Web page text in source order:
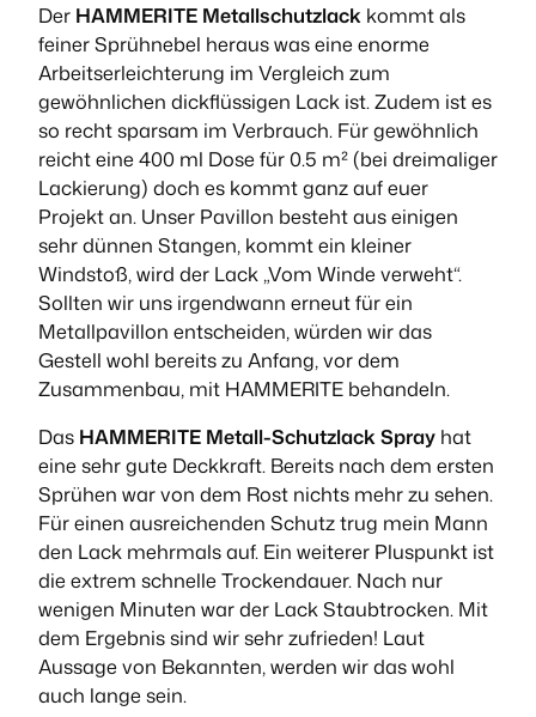
Der HAMMERITE Metallschutzlack kommt als
feiner Sprühnebel heraus was eine enorme
Arbeitserleichterung im Vergleich zum
gewöhnlichen dickflüssigen Lack ist. Zudem ist es
so recht sparsam im Verbrauch. Für gewöhnlich
reicht eine 400 ml Dose für 0.5 m² (bei dreimaliger
Lackierung) doch es kommt ganz auf euer
Projekt an. Unser Pavillon besteht aus einigen
sehr dünnen Stangen, kommt ein kleiner
Windstoß, wird der Lack „Vom Winde verweht“.
Sollten wir uns irgendwann erneut für ein
Metallpavillon entscheiden, würden wir das
Gestell wohl bereits zu Anfang, vor dem
Zusammenbau, mit HAMMERITE behandeln.
Das HAMMERITE Metall-Schutzlack Spray hat
eine sehr gute Deckkraft. Bereits nach dem ersten
Sprühen war von dem Rost nichts mehr zu sehen.
Für einen ausreichenden Schutz trug mein Mann
den Lack mehrmals auf. Ein weiterer Pluspunkt ist
die extrem schnelle Trockendauer. Nach nur
wenigen Minuten war der Lack Staubtrocken. Mit
dem Ergebnis sind wir sehr zufrieden! Laut
Aussage von Bekannten, werden wir das wohl
auch lange sein.